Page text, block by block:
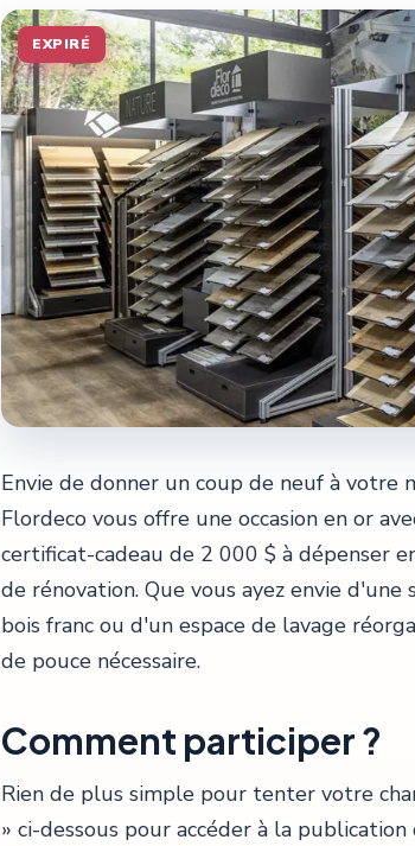
EXPIRÉ
Envie de donner un coup de neuf à votre
Flordeco vous offre une occasion en or
certificat-cadeau de 2 000 $ à dépenser
de rénovation. Que vous ayez envie
bois franc ou d'un espace de lavage
de pouce nécessaire.
Comment participer ?
Rien de plus simple pour tenter votre
» ci-dessous pour accéder à la